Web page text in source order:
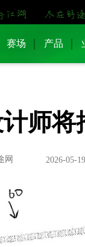
赛场 产品
师
网 2026-05-